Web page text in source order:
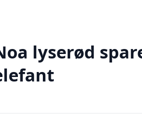
lyserød